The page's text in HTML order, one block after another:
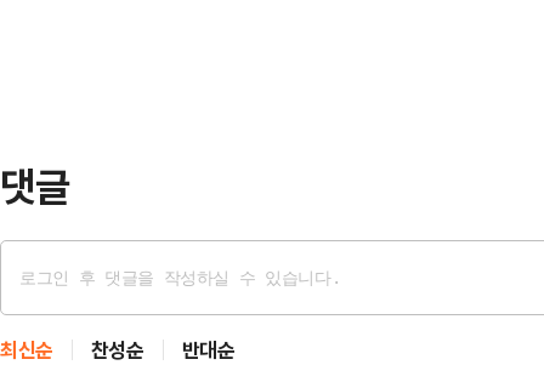
댓글
최신순 찬성순 반대순